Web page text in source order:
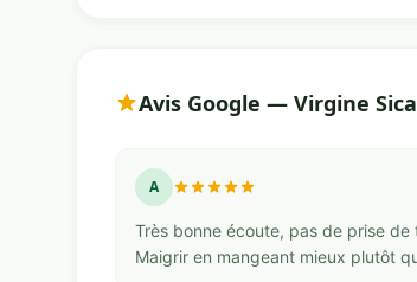
Avis Google — Virgine
A
Très bonne écoute, pas de prise
Maigrir en mangeant mieux plutôt